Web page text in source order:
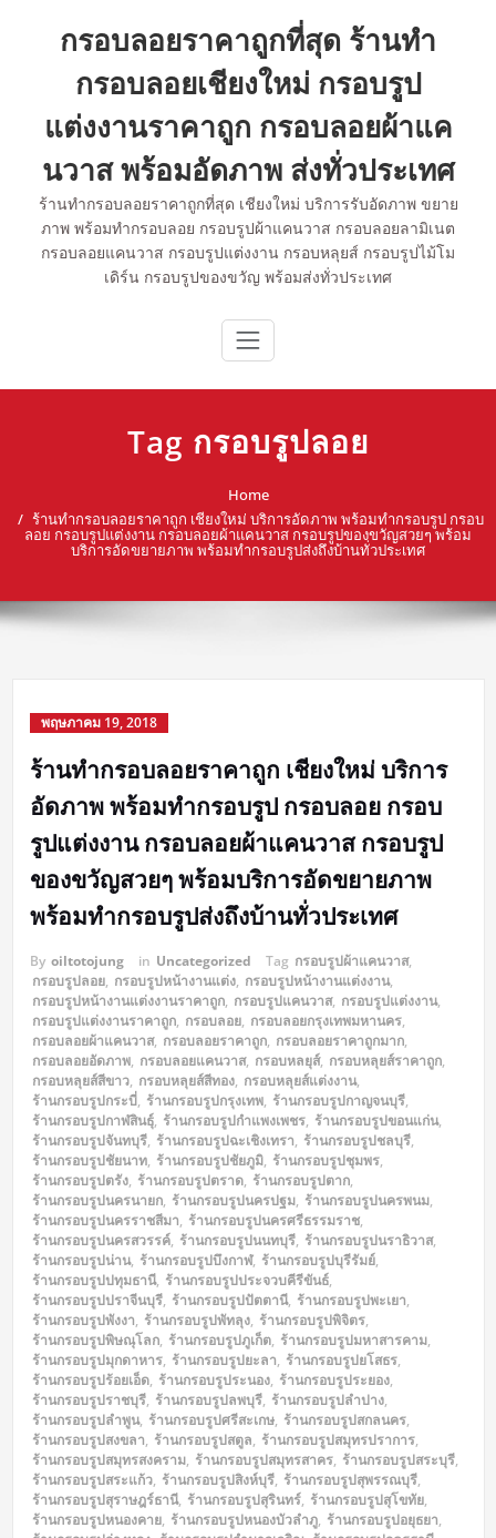
กรอบลอยราคาถูกที่สุด ร้านทำ
กรอบลอยเชียงใหม่ กรอบรูป
แต่งงานราคาถูก กรอบลอยผ้าแค
นวาส พร้อมอัดภาพ ส่งทั่วประเทศ
ร้านทำกรอบลอยราคาถูกที่สุด เชียงใหม่ บริการรับอัดภาพ ขยาย
ภาพ พร้อมทำกรอบลอย กรอบรูปผ้าแคนวาส กรอบลอยลามิเนต
กรอบลอยแคนวาส กรอบรูปแต่งงาน กรอบหลุยส์ กรอบรูปไม้โม
เดิร์น กรอบรูปของขวัญ พร้อมส่งทั่วประเทศ
Tag กรอบรูปลอย
Home
ร้านทำกรอบลอยราคาถูก เชียงใหม่ บริการอัดภาพ พร้อมทำกรอบรูป กรอบ
ลอย กรอบรูปแต่งงาน กรอบลอยผ้าแคนวาส กรอบรูปของขวัญสวยๆ พร้อม
บริการอัดขยายภาพ พร้อมทำกรอบรูปส่งถึงบ้านทั่วประเทศ
พฤษภาคม 19, 2018
ร้านทำกรอบลอยราคาถูก เชียงใหม่ บริการ
อัดภาพ พร้อมทำกรอบรูป กรอบลอย กรอบ
รูปแต่งงาน กรอบลอยผ้าแคนวาส กรอบรูป
ของขวัญสวยๆ พร้อมบริการอัดขยายภาพ
พร้อมทำกรอบรูปส่งถึงบ้านทั่วประเทศ
By oiltotojung in Uncategorized Tag กรอบรูปผ้าแคนวาส,
กรอบรูปลอย, กรอบรูปหน้างานแต่ง, กรอบรูปหน้างานแต่งงาน,
กรอบรูปหน้างานแต่งงานราคาถูก, กรอบรูปแคนวาส, กรอบรูปแต่งงาน,
กรอบรูปแต่งงานราคาถูก, กรอบลอย, กรอบลอยกรุงเทพมหานคร,
กรอบลอยผ้าแคนวาส, กรอบลอยราคาถูก, กรอบลอยราคาถูกมาก,
กรอบลอยอัดภาพ, กรอบลอยแคนวาส, กรอบหลยุส์, กรอบหลุยส์ราคาถูก,
กรอบหลุยส์สีขาว, กรอบหลุยส์สีทอง, กรอบหลุยส์แต่งงาน,
ร้านกรอบรูปกระบี่, ร้านกรอบรูปกรุงเทพ, ร้านกรอบรูปกาญจนบุรี,
ร้านกรอบรูปกาฬสินธุ์, ร้านกรอบรูปกำแพงเพชร, ร้านกรอบรูปขอนแก่น,
ร้านกรอบรูปจันทบุรี, ร้านกรอบรูปฉะเชิงเทรา, ร้านกรอบรูปชลบุรี,
ร้านกรอบรูปชัยนาท, ร้านกรอบรูปชัยภูมิ, ร้านกรอบรูปชุมพร,
ร้านกรอบรูปตรัง, ร้านกรอบรูปตราด, ร้านกรอบรูปตาก,
ร้านกรอบรูปนครนายก, ร้านกรอบรูปนครปฐม, ร้านกรอบรูปนครพนม,
ร้านกรอบรูปนครราชสีมา, ร้านกรอบรูปนครศรีธรรมราช,
ร้านกรอบรูปนครสวรรค์, ร้านกรอบรูปนนทบุรี, ร้านกรอบรูปนราธิวาส,
ร้านกรอบรูปน่าน, ร้านกรอบรูปบึงกาฬ, ร้านกรอบรูปบุรีรัมย์,
ร้านกรอบรูปปทุมธานี, ร้านกรอบรูปประจวบคีรีขันธ์,
ร้านกรอบรูปปราจีนบุรี, ร้านกรอบรูปปัตตานี, ร้านกรอบรูปพะเยา,
ร้านกรอบรูปพังงา, ร้านกรอบรูปพัทลุง, ร้านกรอบรูปพิจิตร,
ร้านกรอบรูปพิษณุโลก, ร้านกรอบรูปภูเก็ต, ร้านกรอบรูปมหาสารคาม,
ร้านกรอบรูปมุกดาหาร, ร้านกรอบรูปยะลา, ร้านกรอบรูปยโสธร,
ร้านกรอบรูปร้อยเอ็ด, ร้านกรอบรูประนอง, ร้านกรอบรูประยอง,
ร้านกรอบรูปราชบุรี, ร้านกรอบรูปลพบุรี, ร้านกรอบรูปลำปาง,
ร้านกรอบรูปลำพูน, ร้านกรอบรูปศรีสะเกษ, ร้านกรอบรูปสกลนคร,
ร้านกรอบรูปสงขลา, ร้านกรอบรูปสตูล, ร้านกรอบรูปสมุทรปราการ,
ร้านกรอบรูปสมุทรสงคราม, ร้านกรอบรูปสมุทรสาคร, ร้านกรอบรูปสระบุรี,
ร้านกรอบรูปสระแก้ว, ร้านกรอบรูปสิงห์บุรี, ร้านกรอบรูปสุพรรณบุรี,
ร้านกรอบรูปสุราษฎร์ธานี, ร้านกรอบรูปสุรินทร์, ร้านกรอบรูปสุโขทัย,
ร้านกรอบรูปหนองคาย, ร้านกรอบรูปหนองบัวลำภู, ร้านกรอบรูปอยุธยา,